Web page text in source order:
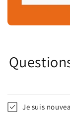
Je suis